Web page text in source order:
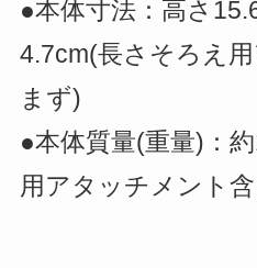
●本体寸法：高さ
4.7cm(長さそろえ
まず)
●本体質量(重量)：
用アタッチメント